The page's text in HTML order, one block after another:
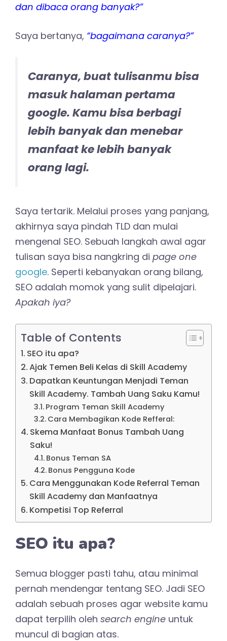
dan dibaca orang banyak?”
Saya bertanya, “bagaimana caranya?”
Caranya, buat tulisanmu bisa
masuk halaman pertama
google. Kamu bisa berbagi
lebih banyak dan menebar
manfaat ke lebih banyak
orang lagi.
Saya tertarik. Melalui proses yang panjang,
akhirnya saya pindah TLD dan mulai
mengenal SEO. Sebuah langkah awal agar
tulisan saya bisa nangkring di page one
google. Seperti kebanyakan orang bilang,
SEO adalah momok yang sulit dipelajari.
Apakah iya?
Table of Contents
SEO itu apa?
Ajak Temen Beli Kelas di Skill Academy
Dapatkan Keuntungan Menjadi Teman
Skill Academy. Tambah Uang Saku Kamu!
Program Teman Skill Academy
Cara Membagikan Kode Refferal:
Skema Manfaat Bonus Tambah Uang
Saku!
Bonus Teman SA
Bonus Pengguna Kode
Cara Menggunakan Kode Referral Teman
Skill Academy dan Manfaatnya
Kompetisi Top Referral
SEO itu apa?
Semua blogger pasti tahu, atau minimal
pernah mendengar tentang SEO. Jadi SEO
adalah sebuah proses agar website kamu
dapat terpilih oleh search engine untuk
muncul di bagian atas.